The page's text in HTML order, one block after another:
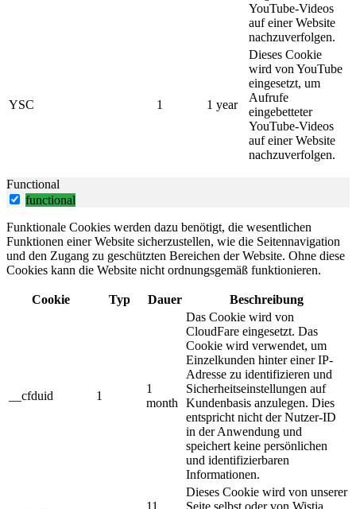
YouTube-Videos
auf einer Website
nachzuverfolgen.
YSC 1 1 year
Dieses Cookie
wird von YouTube
eingesetzt, um
Aufrufe
eingebetteter
YouTube-Videos
auf einer Website
nachzuverfolgen.
Functional
functional
Funktionale Cookies werden dazu benötigt, die wesentlichen
Funktionen einer Website sicherzustellen, wie die Seitennavigation
und den Zugang zu geschützten Bereichen der Website. Ohne diese
Cookies kann die Website nicht ordnungsgemäß funktionieren.
Cookie Typ Dauer Beschreibung
__cfduid 1
1
month
Das Cookie wird von
CloudFare eingesetzt. Das
Cookie wird verwendet, um
Einzelkunden hinter einer IP-
Adresse zu identifizieren und
Sicherheitseinstellungen auf
Kundenbasis anzulegen. Dies
entspricht nicht der Nutzer-ID
in der Anwendung und
speichert keine persönlichen
und identifizierbaren
Informationen.
11
Dieses Cookie wird von unserer
Seite selbst oder von Wistia